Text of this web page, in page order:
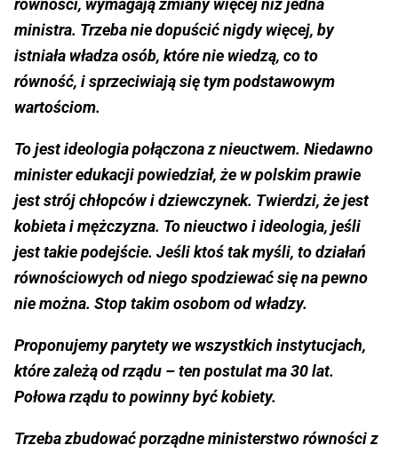
równości, wymagają zmiany więcej niż jedna
ministra. Trzeba nie dopuścić nigdy więcej, by
istniała władza osób, które nie wiedzą, co to
równość, i sprzeciwiają się tym podstawowym
wartościom.
To jest ideologia połączona z nieuctwem. Niedawno
minister edukacji powiedział, że w polskim prawie
jest strój chłopców i dziewczynek. Twierdzi, że jest
kobieta i mężczyzna. To nieuctwo i ideologia, jeśli
jest takie podejście. Jeśli ktoś tak myśli, to działań
równościowych od niego spodziewać się na pewno
nie można. Stop takim osobom od władzy.
Proponujemy parytety we wszystkich instytucjach,
które zależą od rządu – ten postulat ma 30 lat.
Połowa rządu to powinny być kobiety.
Trzeba zbudować porządne ministerstwo równości z